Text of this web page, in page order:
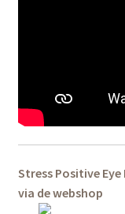
Stress Positive
via de webshop